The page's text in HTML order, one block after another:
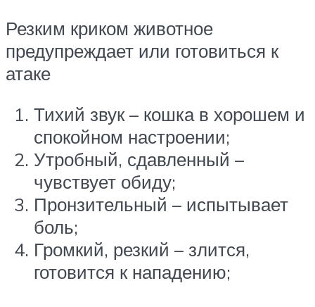
Резким криком животное
предупреждает или готовиться к
атаке
Тихий звук – кошка в хорошем и
спокойном настроении;
Утробный, сдавленный –
чувствует обиду;
Пронзительный – испытывает
боль;
Громкий, резкий – злится,
готовится к нападению;